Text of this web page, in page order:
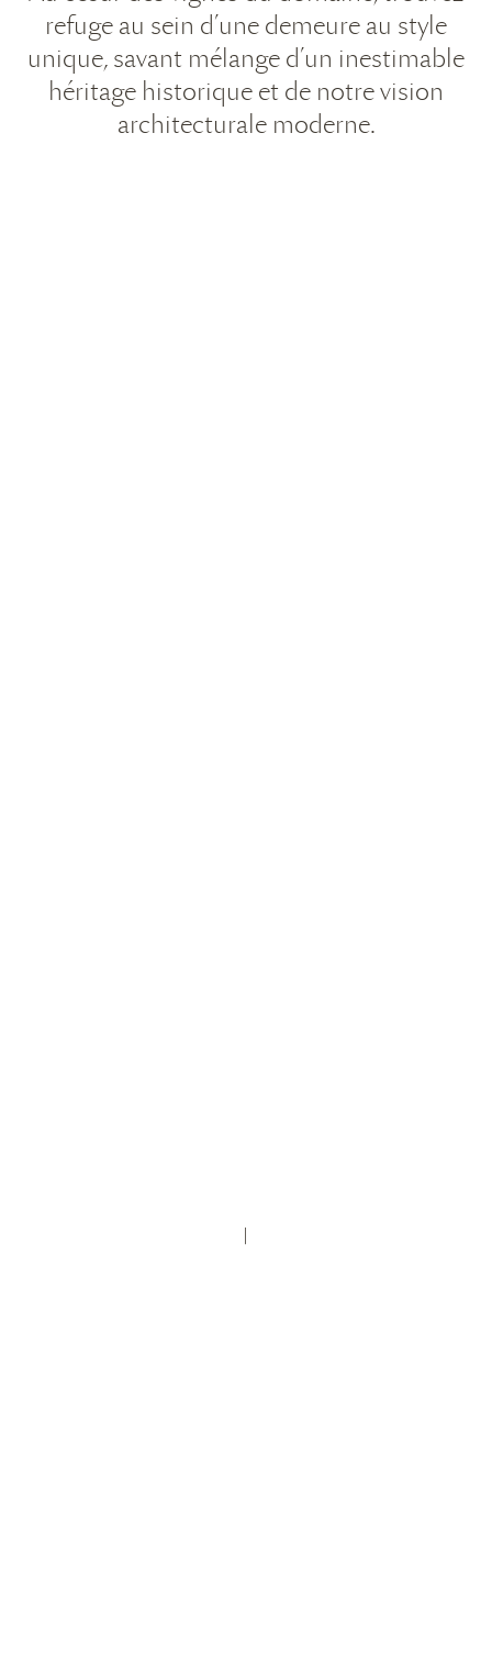
refuge au sein d’une demeure au style
unique, savant mélange d’un inestimable
héritage historique et de notre vision
architecturale moderne.